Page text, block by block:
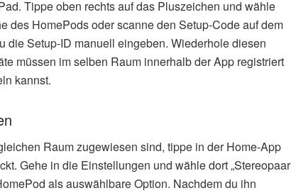
Tippe oben rechts auf das Pluszeichen und wähle
des HomePods oder scanne den Setup-Code auf dem
die Setup-ID manuell eingeben. Wiederhole diesen
müssen im selben Raum innerhalb der App registriert
kannst.
Raum zugewiesen sind, tippe in der Home-App
Gehe in die Einstellungen und wähle dort „Stereopaar
als auswählbare Option. Nachdem du ihn